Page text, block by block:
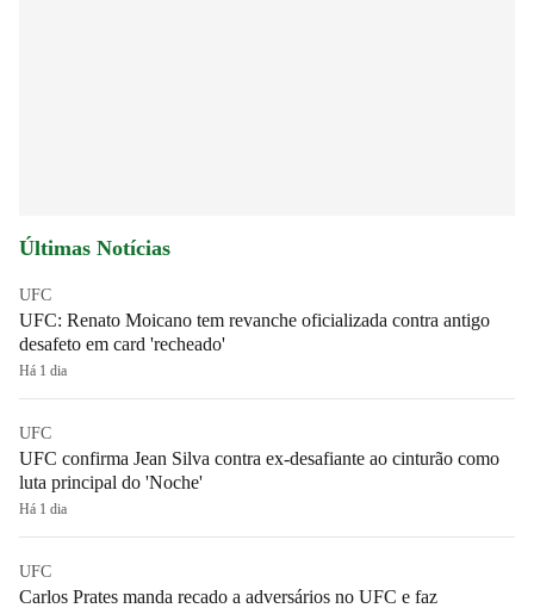
Últimas Notícias
UFC
UFC: Renato Moicano tem revanche oficializada contra antigo
desafeto em card 'recheado'
Há 1 dia
UFC
UFC confirma Jean Silva contra ex-desafiante ao cinturão como
luta principal do 'Noche'
Há 1 dia
UFC
Carlos Prates manda recado a adversários no UFC e faz